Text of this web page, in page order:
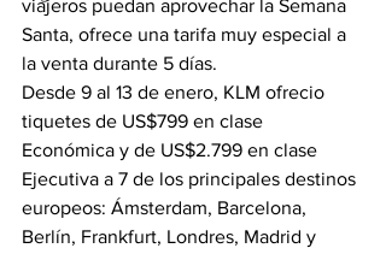
viajeros puedan aprovechar la Semana
Santa, ofrece una tarifa muy especial a
la venta durante 5 días.
Desde 9 al 13 de enero, KLM ofrecio
tiquetes de US$799 en clase
Económica y de US$2.799 en clase
Ejecutiva a 7 de los principales destinos
europeos: Ámsterdam, Barcelona,
Berlín, Frankfurt, Londres, Madrid y